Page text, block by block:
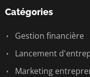
Catégories
Gestion financière
Lancement
Marketing